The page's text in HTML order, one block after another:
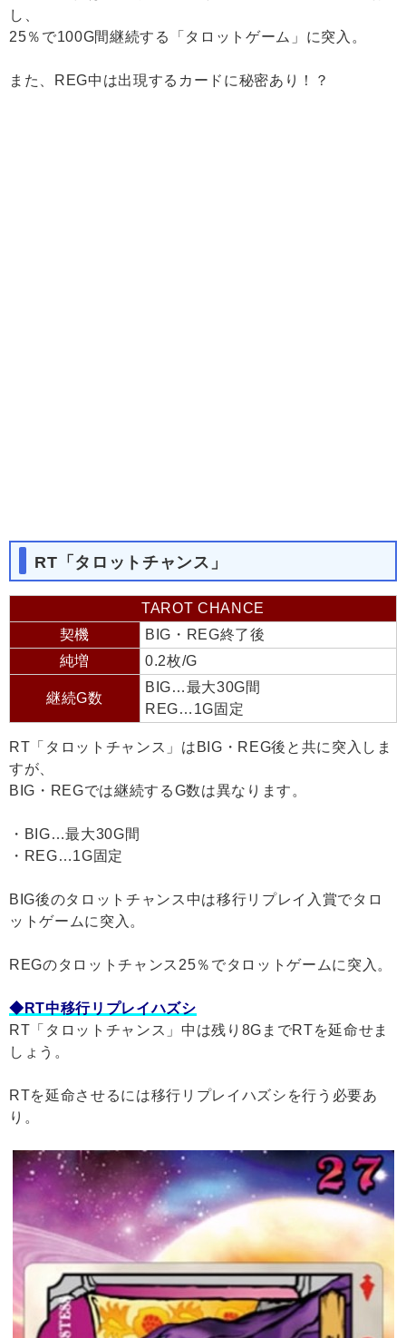
し、
25％で100G間継続する「タロットゲーム」に突入。
また、REG中は出現するカードに秘密あり！？
RT「タロットチャンス」
TAROT CHANCE
契機
BIG・REG終了後
純増
0.2枚/G
継続G数
BIG…最大30G間
REG…1G固定
RT「タロットチャンス」はBIG・REG後と共に突入しま
すが、
BIG・REGでは継続するG数は異なります。
・BIG…最大30G間
・REG…1G固定
BIG後のタロットチャンス中は移行リプレイ入賞でタロ
ットゲームに突入。
REGのタロットチャンス25％でタロットゲームに突入。
◆RT中移行リプレイハズシ
RT「タロットチャンス」中は残り8GまでRTを延命せま
しょう。
RTを延命させるには移行リプレイハズシを行う必要あ
り。